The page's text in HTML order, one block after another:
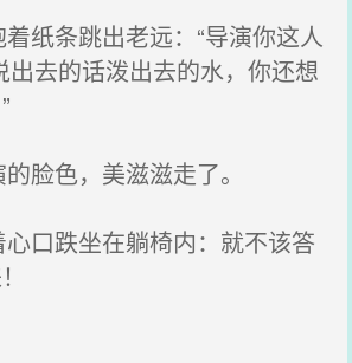
纸条跳出老远：“导演你这人
出去的话泼出去的水，你还想
脸色，美滋滋走了。
口跌坐在躺椅内：就不该答